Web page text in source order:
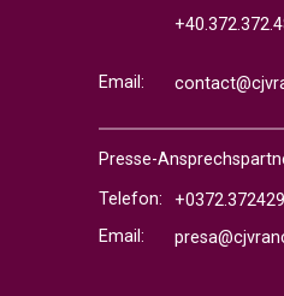
Email:
Presse-
Telefon:
+0372.372429
Email: